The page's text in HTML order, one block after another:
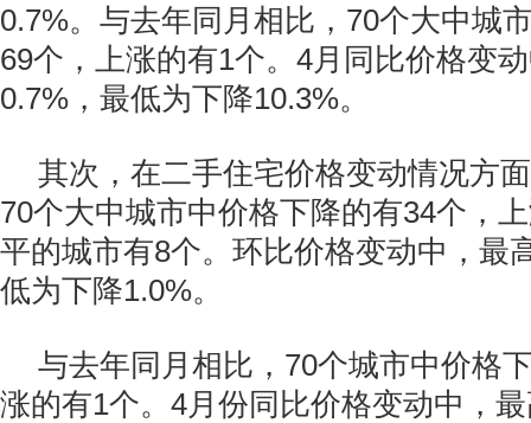
0.7%。与去年同月相比，70个大中城
69个，上涨的有1个。4月同比价格变
0.7%，最低为下降10.3%。
其次，在二手住宅价格变动情况方
70个大中城市中价格下降的有34个，
平的城市有8个。环比价格变动中，最
低为下降1.0%。
与去年同月相比，70个城市中价格
涨的有1个。4月份同比价格变动中，